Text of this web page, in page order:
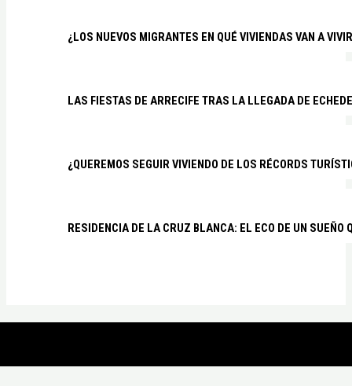
¿LOS NUEVOS MIGRANTES EN QUÉ VIVIENDAS VAN A
LAS FIESTAS DE ARRECIFE TRAS LA LLEGADA DE
¿QUEREMOS SEGUIR VIVIENDO DE LOS RÉCORDS
RESIDENCIA DE LA CRUZ BLANCA: EL ECO DE UN SUEÑO